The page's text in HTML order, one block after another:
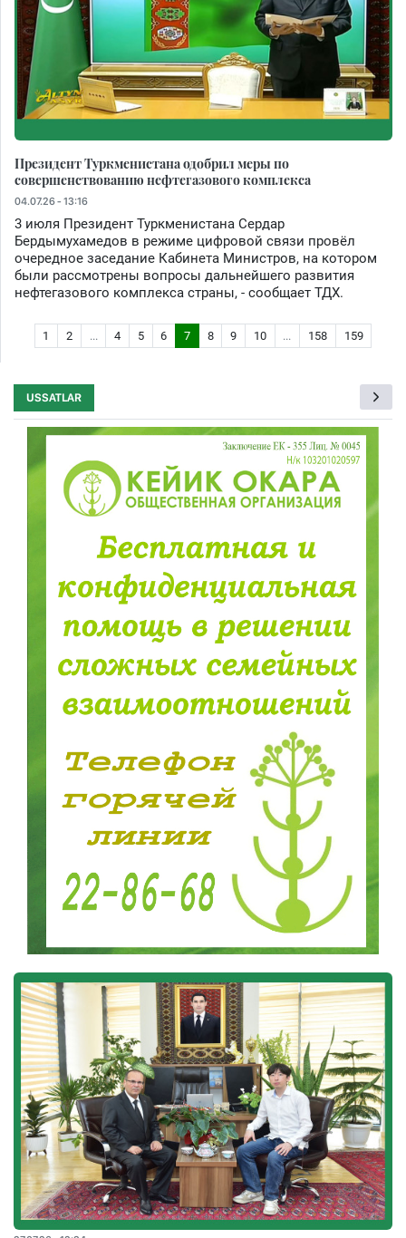
Президент Туркменистана одобрил меры по
совершенствованию нефтегазового комплекса
04.07.26 - 13:16
3 июля Президент Туркменистана Сердар
Бердымухамедов в режиме цифровой связи провёл
очередное заседание Кабинета Министров, на котором
были рассмотрены вопросы дальнейшего развития
нефтегазового комплекса страны, - сообщает ТДХ.
1 2 ... 4 5 6 7 8 9 10 ... 158 159
USSATLAR